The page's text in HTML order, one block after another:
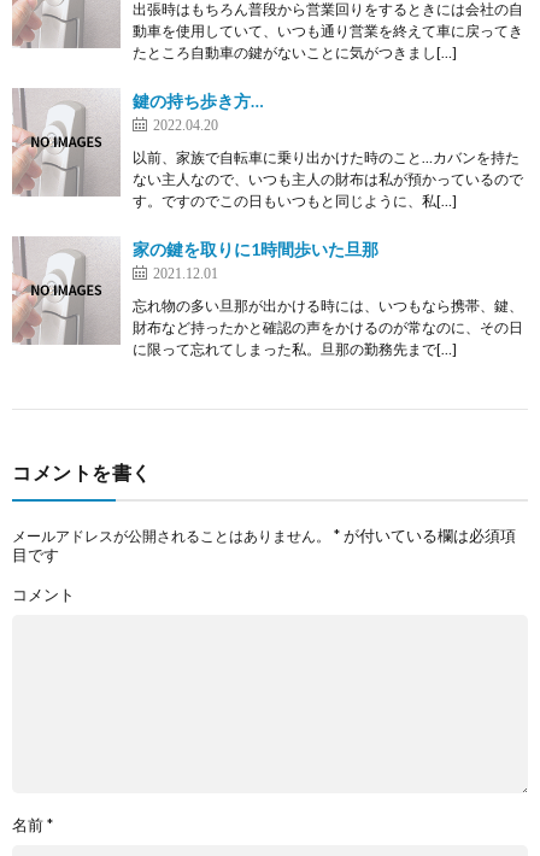
出張時はもちろん普段から営業回りをするときには会社の自
動車を使用していて、いつも通り営業を終えて車に戻ってき
たところ自動車の鍵がないことに気がつきまし[…]
鍵の持ち歩き方…
2022.04.20
以前、家族で自転車に乗り出かけた時のこと…カバンを持た
ない主人なので、いつも主人の財布は私が預かっているので
す。ですのでこの日もいつもと同じように、私[…]
家の鍵を取りに1時間歩いた旦那
2021.12.01
忘れ物の多い旦那が出かける時には、いつもなら携帯、鍵、
財布など持ったかと確認の声をかけるのが常なのに、その日
に限って忘れてしまった私。旦那の勤務先まで[…]
コメントを書く
メールアドレスが公開されることはありません。 *が付いている欄は必須項
目です
コメント
名前*